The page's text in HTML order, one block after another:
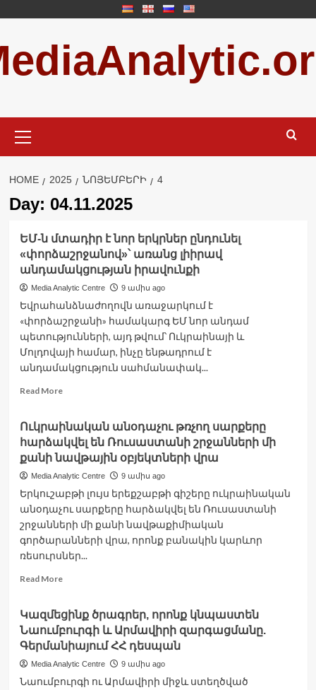
content
Menu
HOME 2025 ՆՈՅԵՄԲԵՐԻ 4
Day: 04.11.2025
ԵՄ-ն մտադիր է նոր երկրներ ընդունել
«փորձաշրջանով»՝ առանց լիիրավ
անդամակցության իրավունքի
Media Analytic Centre 9 ամիս ago
Եվրահանձնաժողովն առաջարկում է
«փորձաշրջանի» համակարգ ԵՄ նոր անդամ
պետությունների, այդ թվում՝ Ուկրաինայի և
Մոլդովայի համար, ինչը ենթադրում է
անդամակցություն սահմանափակ...
Read MoreRead
ԵՄ-
ն
մտադիր
նոր
երկրներ
ընդունել
«փորձաշրջանով»՝
առանց
լիիրավ
անդամակցության
իրավունքի
Ուկրաինական անօդաչու թռչող սարքերը
հարձակվել են Ռուսաստանի շրջանների մի
քանի նավթային օբյեկտների վրա
Media Analytic Centre 9 ամիս ago
Երկուշաբթի լույս երեքշաբթի գիշերը ուկրաինական
անօդաչու սարքերը հարձակվել են Ռուսաստանի
շրջանների մի քանի նավթաքիմիական
գործարանների վրա, որոնք բանակին կարևոր
ռեսուրսներ...
Read MoreRead
Ուկրաինական
անօդաչու
թռչող
հարձակվել
են
Կազմեցինք ծրագրեր, որոնք կնպաստեն
Նաումբուրգի և Արմավիրի զարգացմանը.
Գերմանիայում ՀՀ դեսպան
Media Analytic Centre 9 ամիս ago
Նաումբուրգի ու Արմավիրի միջև ստեղծված